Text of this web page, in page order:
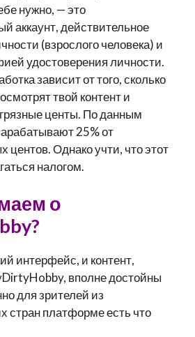
нужно, — это
аккаунт, действительное
(взрослого человека) и
удостоверения личности.
зависит от того, сколько
твой контент и
центы. По данным
25% от
центов. Однако учти, что этот
налогом.
о
интерфейс, и контент,
вполне достойны
для зрителей из
стран платформе есть что